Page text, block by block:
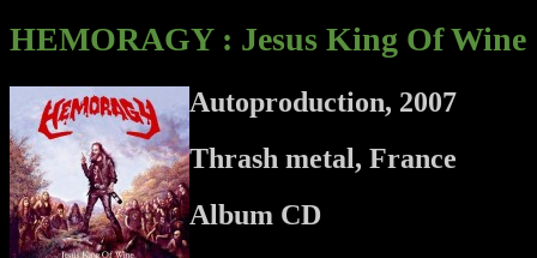
HEMORAGY: Jesus King Of Wine
Autoproduction, 2007
Thrash metal, France
Album CD